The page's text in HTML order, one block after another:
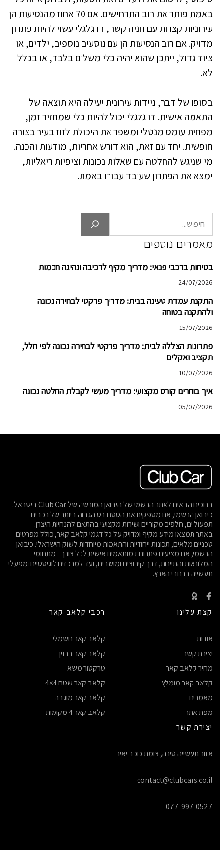
באמת פותר את רוב התרחישים. אם 70 אחוז מהנסיעות הן
עירוניות קצרות עם חניה קשה, דו גלגלי עשוי להיות פתרון
מדויק. אם רוב הנסיעות הן עם נוסעים נוספים, ילדים, או
ציוד גדול, ייתכן שהוא יהיה כלי משלים בלבד, או בכלל
לא.
בסופו של דבר, ניידות עירונית יעילה היא תוצאה של
התאמה אישית. דו גלגלי יכול להיות כלי שמחזיר זמן,
מפחית עומס מנטלי ומשפר את היכולת לזוז בעיר בצורה
חופשית. יחד עם זאת, הוא דורש אחריות, מודעות והכנה.
מי שניגש להחלטה עם שאלות נכונות וציפיות ריאליות,
ימצא את הפתרון שעובד עבורו באמת.
חיפוש
מאמרים נוספים
בטיחות ברכבי פנאי: מדריך מקיף לרכיבה ונהיגה חכמות
24/07/2026
התקנת עמדת טעינה בבית: מדריך פרקטי לבחירה נכונה
ולהתקנה בטוחה
15/07/2026
פתרונות הצללה לבית: מדריך פרקטי לבחירה נכונה לפי חלל,
תקציב ואקלים
10/07/2026
איך בוחרים קורס מקצועי: מדריך מעשי לקבלת החלטה נכונה
05/07/2026
ברוכים הבאים לאתר הרשמי של היבואן המורשה של Club Car בישראל.
כיבואן הרשמי, אנו מספקים את הסטנדרט הגבוה ביותר של רכבים
תפעוליים, חלפים מקוריים ושירות מקצועי בהתאם להנחיות היצרן.
באתר תמצאו מידע מקיף ומדויק על כל דגמי קלאב קאר, כולל מפרטים
טכניים מלאים, תכונות ייחודיות והתאמות מיוחדות לשוק הישראלי. כיבואן
הרשמי, אנו מציעים פתרונות מותאמים אישית לכל צורך - מתחומי
המלונאות והתיירות, דרך קיבוצים ומושבים, ועד למרכזים לוגיסטיים ומפעלי
תעשייה ברחבי הארץ.
קצת עלינו
אודות
יצירת קשר
מחיר קלאב קאר
קלאב קאר מומלץ
מאמרים
מפת אתר
רכבי קלאב קאר
קלאב קאר חשמלי
קלאב קאר בנזין
טרקטור משא
קלאב קאר שטח 4×4
קלאב קאר מוגבה
קלאב קאר 4 מקומות
יצירת קשר
אזור תעשייה טירה, צומת כוכב יאיר
contact@clubcars.co.il
077-997-0527